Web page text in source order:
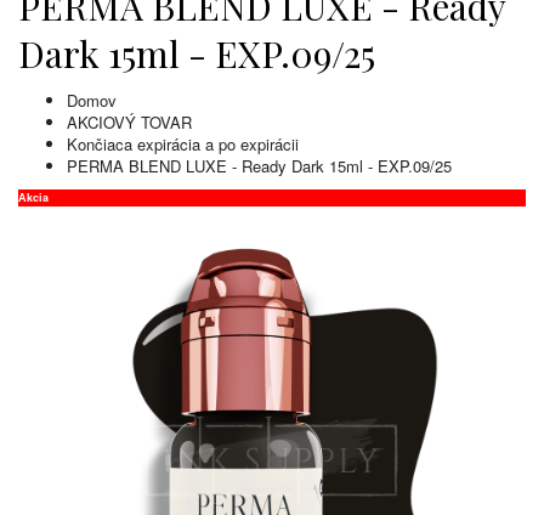
Dark 15ml - EXP.09/25
Domov
AKCIOVÝ TOVAR
Končiaca expirácia a po expirácii
PERMA BLEND LUXE - Ready Dark 15ml - EXP.09/25
Akcia